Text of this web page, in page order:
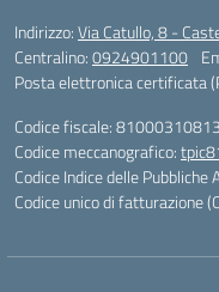
Indirizzo:Via Catullo, 8 -
Centralino:0924901100
Posta elettronica certificata
Codice fiscale: 81000310813
Codice meccanografico:
Codice Indice delle
Codice unico di fatturazione